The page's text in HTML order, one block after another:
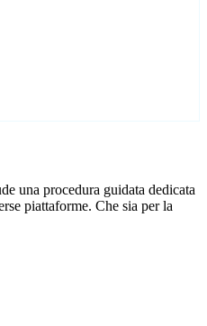
una procedura guidata dedicata
piattaforme. Che sia per la